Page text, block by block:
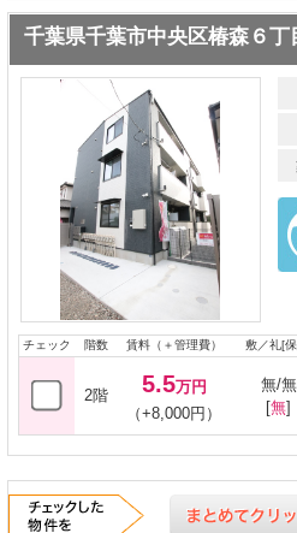
千葉県千葉市中央区椿森６丁
チェック 階数 賃料（＋管理費） 敷／礼[
2階 5.5万円
（+8,000円）
無/無
[無]